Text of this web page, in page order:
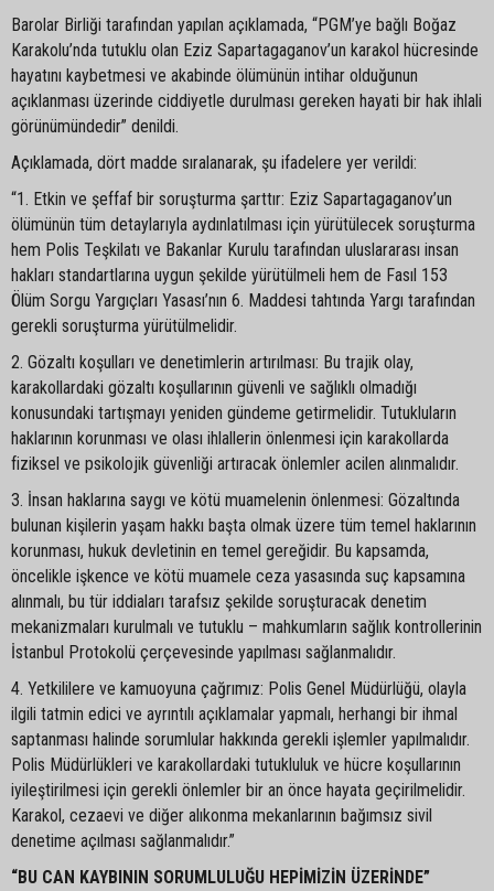
Barolar Birliği tarafından yapılan açıklamada, “PGM’ye bağlı Boğaz
Karakolu’nda tutuklu olan Eziz Sapartagaganov’un karakol hücresinde
hayatını kaybetmesi ve akabinde ölümünün intihar olduğunun
açıklanması üzerinde ciddiyetle durulması gereken hayati bir hak ihlali
görünümündedir” denildi.
Açıklamada, dört madde sıralanarak, şu ifadelere yer verildi:
“1. Etkin ve şeffaf bir soruşturma şarttır: Eziz Sapartagaganov’un
ölümünün tüm detaylarıyla aydınlatılması için yürütülecek soruşturma
hem Polis Teşkilatı ve Bakanlar Kurulu tarafından uluslararası insan
hakları standartlarına uygun şekilde yürütülmeli hem de Fasıl 153
Ölüm Sorgu Yargıçları Yasası’nın 6. Maddesi tahtında Yargı tarafından
gerekli soruşturma yürütülmelidir.
2. Gözaltı koşulları ve denetimlerin artırılması: Bu trajik olay,
karakollardaki gözaltı koşullarının güvenli ve sağlıklı olmadığı
konusundaki tartışmayı yeniden gündeme getirmelidir. Tutukluların
haklarının korunması ve olası ihlallerin önlenmesi için karakollarda
fiziksel ve psikolojik güvenliği artıracak önlemler acilen alınmalıdır.
3. İnsan haklarına saygı ve kötü muamelenin önlenmesi: Gözaltında
bulunan kişilerin yaşam hakkı başta olmak üzere tüm temel haklarının
korunması, hukuk devletinin en temel gereğidir. Bu kapsamda,
öncelikle işkence ve kötü muamele ceza yasasında suç kapsamına
alınmalı, bu tür iddiaları tarafsız şekilde soruşturacak denetim
mekanizmaları kurulmalı ve tutuklu – mahkumların sağlık kontrollerinin
İstanbul Protokolü çerçevesinde yapılması sağlanmalıdır.
4. Yetkililere ve kamuoyuna çağrımız: Polis Genel Müdürlüğü, olayla
ilgili tatmin edici ve ayrıntılı açıklamalar yapmalı, herhangi bir ihmal
saptanması halinde sorumlular hakkında gerekli işlemler yapılmalıdır.
Polis Müdürlükleri ve karakollardaki tutukluluk ve hücre koşullarının
iyileştirilmesi için gerekli önlemler bir an önce hayata geçirilmelidir.
Karakol, cezaevi ve diğer alıkonma mekanlarının bağımsız sivil
denetime açılması sağlanmalıdır.”
“BU CAN KAYBININ SORUMLULUĞU HEPİMİZİN ÜZERİNDE”